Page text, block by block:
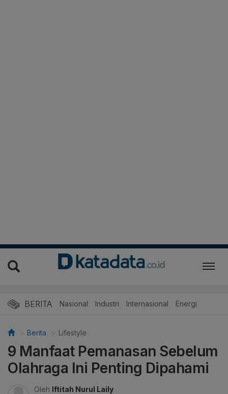
BERITA Nasional Industri Internasional Energi
Berita Lifestyle
9 Manfaat Pemanasan Sebelum
Olahraga Ini Penting Dipahami
Oleh Iftitah Nurul Laily